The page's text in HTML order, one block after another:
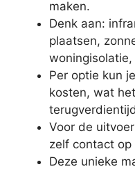
maken.
Denk aan:
plaatsen,
Per optie kun
kosten, wat
Voor de
zelf contact
Deze unieke